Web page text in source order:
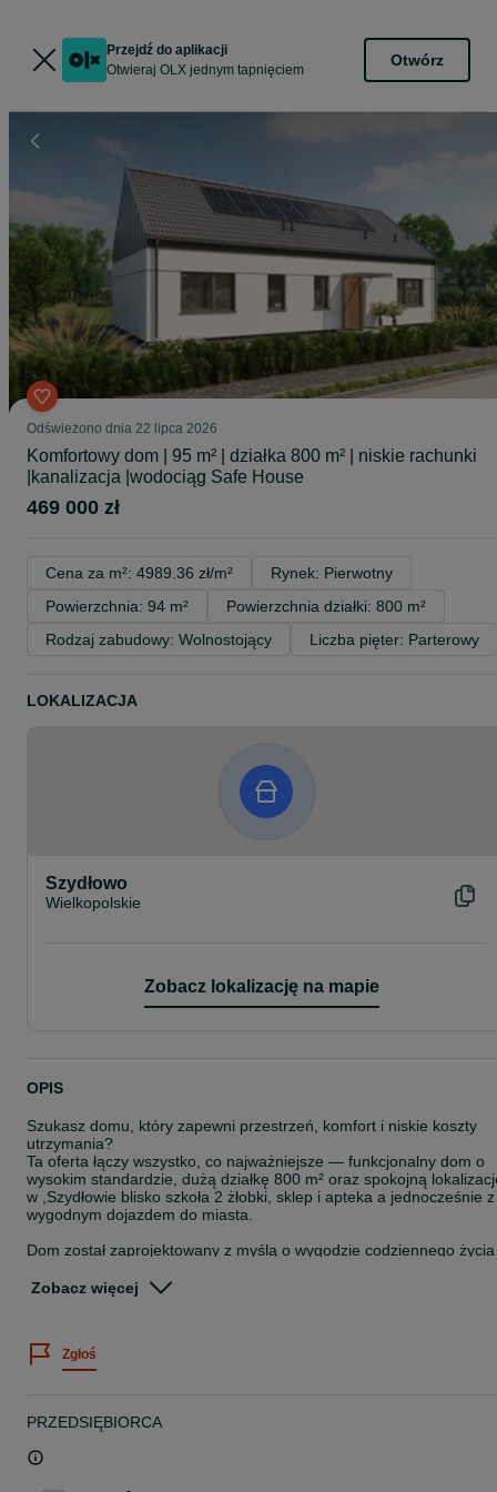
Przejdź do aplikacji
Otwieraj OLX jednym tapnięciem
Otwórz
Odświeżono dnia 22 lipca 2026
Komfortowy dom | 95 m² | działka 800 m² | niskie rachunki
|kanalizacja |wodociąg Safe House
469 000 zł
Cena za m²: 4989.36 zł/m²
Rynek: Pierwotny
Powierzchnia: 94 m²
Powierzchnia działki: 800 m²
Rodzaj zabudowy: Wolnostojący
Liczba pięter: Parterowy
LOKALIZACJA
Szydłowo
Wielkopolskie
Zobacz lokalizację na mapie
OPIS
Szukasz domu, który zapewni przestrzeń, komfort i niskie koszty
utrzymania?
Ta oferta łączy wszystko, co najważniejsze — funkcjonalny dom o
wysokim standardzie, dużą działkę 800 m² oraz spokojną
w ,Szydłowie blisko szkoła 2 żłobki, sklep i apteka a jednocześnie z
wygodnym dojazdem do miasta.
Dom został zaprojektowany z myślą o wygodzie codziennego
koszty ogrzewania, dzięki dobrze zaizolowanemu budynkowi, i
Inwestycja realizowana przez Safe House – firmę z
ponad 300 wybudowanych domów, co daje bezpieczeństwo i
Najważniejsze atuty nieruchomości:
rodziny
Zobacz więcej
Zgłoś
PRZEDSIĘBIORCA